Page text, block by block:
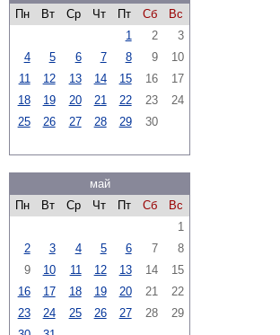
Пн
Вт Ср Чт Пт Сб
Вс
1
2
3
4
5 6 7 8 9
10
11
12 13 14 15 16
17
18
19 20 21 22 23
24
25
26 27 28 29 30
май
Пн
Вт Ср Чт Пт Сб
Вс
1
2
3 4 5 6 7
8
9
10 11 12 13 14
15
16
17 18 19 20 21
22
23
24 25 26 27 28
29